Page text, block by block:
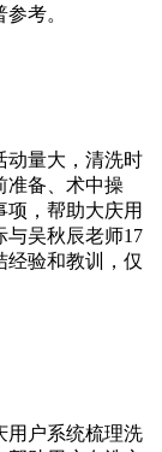
考。
动量大，清洗时
准备、术中操
，帮助大庆用
与吴秋辰老师17
经验和教训，仅
用户系统梳理洗